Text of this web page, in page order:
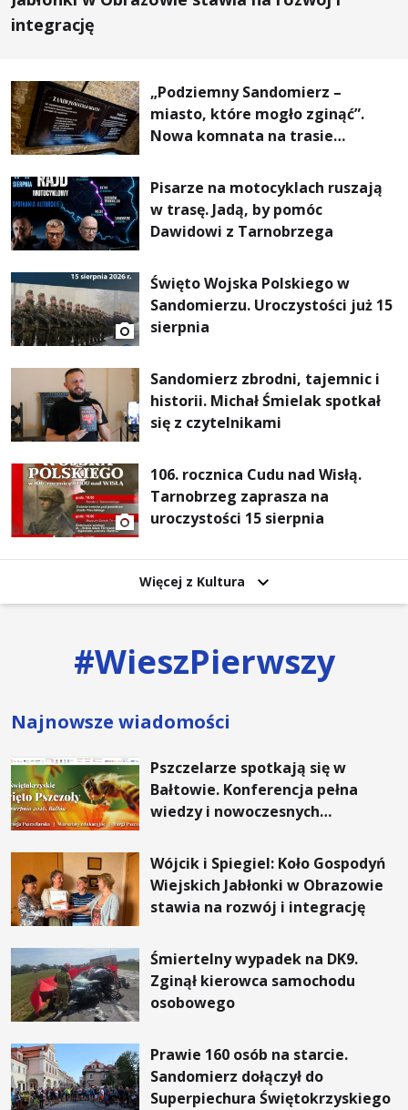
integrację
„Podziemny Sandomierz –
miasto, które mogło zginąć”.
Nowa komnata na trasie
Pisarze na motocyklach ruszają
w trasę. Jadą, by pomóc
Dawidowi z Tarnobrzega
Święto Wojska Polskiego w
Sandomierzu. Uroczystości już 15
sierpnia
Sandomierz zbrodni, tajemnic i
historii. Michał Śmielak spotkał
się z czytelnikami
106. rocznica Cudu nad Wisłą.
Tarnobrzeg zaprasza na
uroczystości 15 sierpnia
Więcej z Kultura
#WieszPierwszy
Najnowsze wiadomości
Pszczelarze spotkają się w
Bałtowie. Konferencja pełna
wiedzy i nowoczesnych
Wójcik i Spiegiel: Koło Gospodyń
Wiejskich Jabłonki w Obrazowie
stawia na rozwój i integrację
Śmiertelny wypadek na DK9.
Zginął kierowca samochodu
osobowego
Prawie 160 osób na starcie.
Sandomierz dołączył do
Superpiechura Świętokrzyskiego